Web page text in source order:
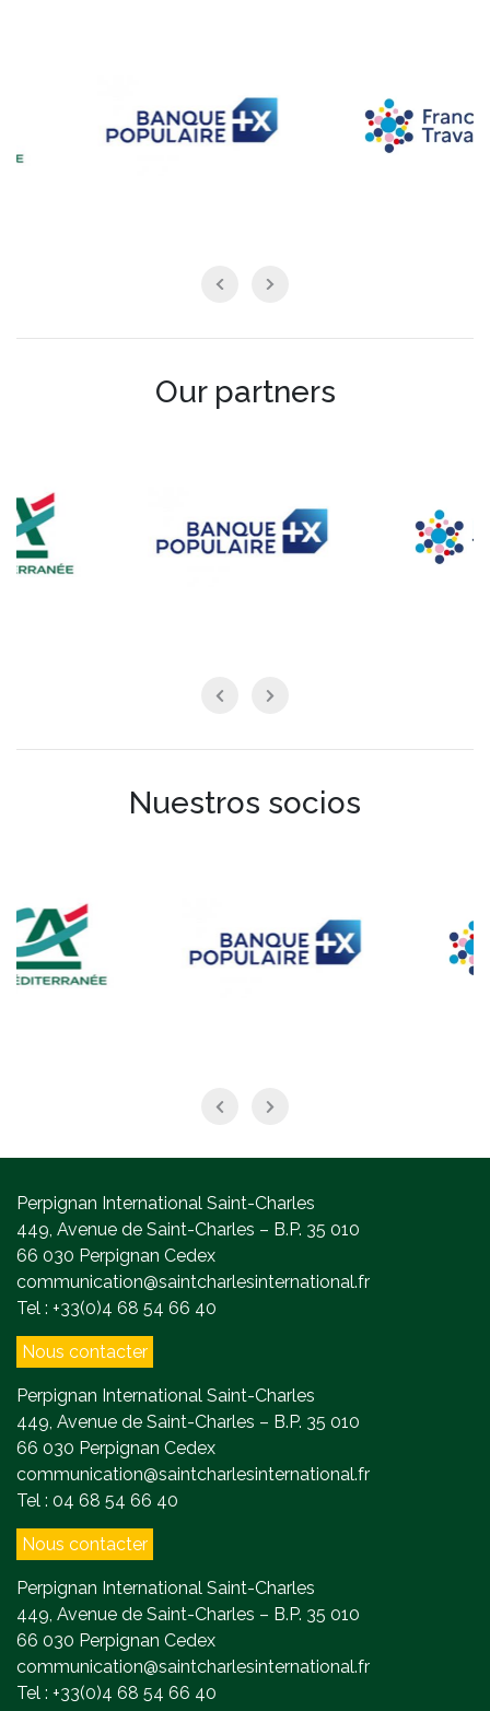
Our partners
Nuestros socios
Perpignan International Saint-Charles
449, Avenue de Saint-Charles – B.P. 35 010
66 030 Perpignan Cedex
communication@saintcharlesinternational.fr
Tel : +33(0)4 68 54 66 40
Nous contacter
Perpignan International Saint-Charles
449, Avenue de Saint-Charles – B.P. 35 010
66 030 Perpignan Cedex
communication@saintcharlesinternational.fr
Tel : 04 68 54 66 40
Nous contacter
Perpignan International Saint-Charles
449, Avenue de Saint-Charles – B.P. 35 010
66 030 Perpignan Cedex
communication@saintcharlesinternational.fr
Tel : +33(0)4 68 54 66 40